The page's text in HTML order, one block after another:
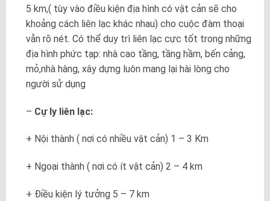
5 km,( tùy vào điều kiện địa hình có vật cản sẽ cho
khoảng cách liên lạc khác nhau) cho cuộc đàm thoại
vẫn rõ nét. Có thể duy trì liên lạc cực tốt trong những
địa hình phức tạp: nhà cao tầng, tầng hầm, bến cảng,
mỏ,nhà hàng, xây dựng luôn mang lại hài lòng cho
người sử dụng
– Cự ly liên lạc:
+ Nội thành ( nơi có nhiều vật cản) 1 – 3 Km
+ Ngoại thành ( nơi có ít vật cản) 2 – 4 km
+ Điều kiện lý tưởng 5 – 7 km